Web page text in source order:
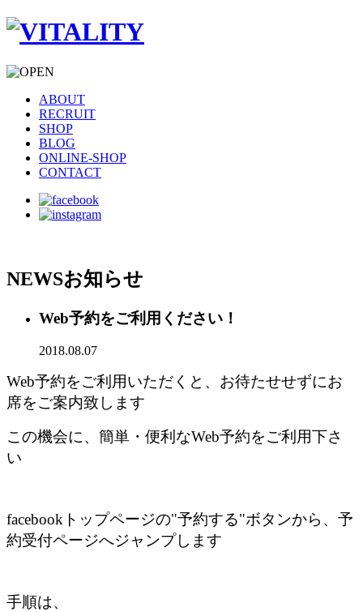
ABOUT
RECRUIT
SHOP
BLOG
ONLINE-SHOP
CONTACT
NEWSお知らせ
Web予約をご利用ください！
2018.08.07
Web予約をご利用いただくと、お待たせせずにお
席をご案内致します
この機会に、簡単・便利なWeb予約をご利用下さ
い
facebookトップページの"予約する"ボタンから、予
約受付ページへジャンプします
手順は、